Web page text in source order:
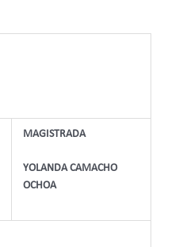
MAGISTRADA
YOLANDA CAMACHO
OCHOA